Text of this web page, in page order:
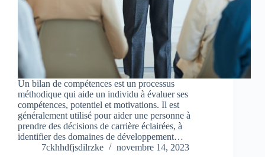
Un bilan de compétences est un processus
méthodique qui aide un individu à évaluer ses
compétences, potentiel et motivations. Il est
généralement utilisé pour aider une personne à
prendre des décisions de carrière éclairées, à
identifier des domaines de développement…
7ckhhdfjsdilrzke
novembre 14, 2023